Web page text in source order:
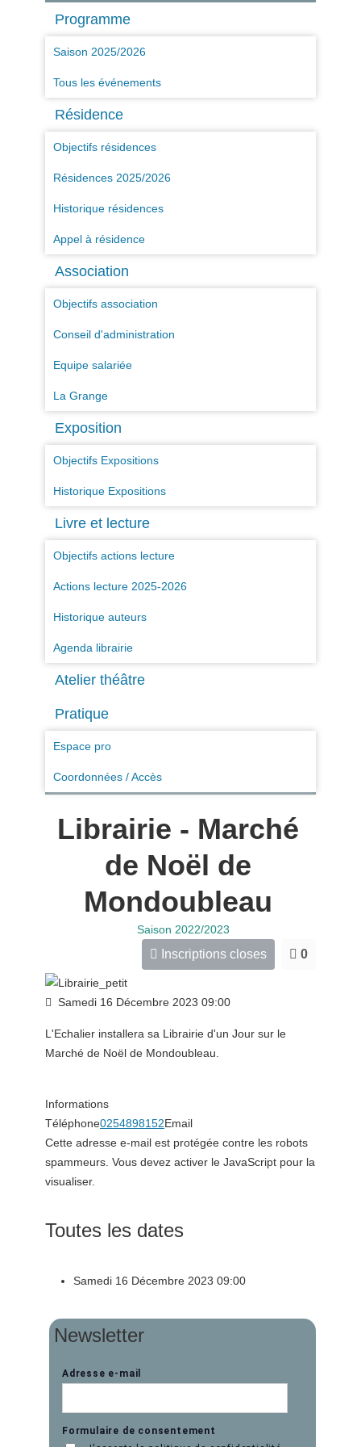
Programme
Saison 2025/2026
Tous les événements
Résidence
Objectifs résidences
Résidences 2025/2026
Historique résidences
Appel à résidence
Association
Objectifs association
Conseil d'administration
Equipe salariée
La Grange
Exposition
Objectifs Expositions
Historique Expositions
Livre et lecture
Objectifs actions lecture
Actions lecture 2025-2026
Historique auteurs
Agenda librairie
Atelier théâtre
Pratique
Espace pro
Coordonnées / Accès
Librairie - Marché
de Noël de
Mondoubleau
Saison 2022/2023
Inscriptions closes 0
Samedi 16 Décembre 2023 09:00
L'Echalier installera sa Librairie d'un Jour sur le
Marché de Noël de Mondoubleau.
Informations
Téléphone0254898152Email
Cette adresse e-mail est protégée contre les robots
spammeurs. Vous devez activer le JavaScript pour la
visualiser.
Toutes les dates
Samedi 16 Décembre 2023 09:00
Newsletter